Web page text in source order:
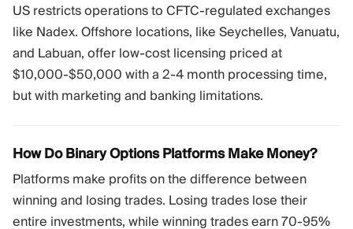
US restricts operations to CFTC-regulated exchanges
like Nadex. Offshore locations, like Seychelles, Vanuatu,
and Labuan, offer low-cost licensing priced at
$10,000-$50,000 with a 2-4 month processing time,
but with marketing and banking limitations.
How Do Binary Options Platforms Make Money?
Platforms make profits on the difference between
winning and losing trades. Losing trades lose their
entire investments, while winning trades earn 70-95%